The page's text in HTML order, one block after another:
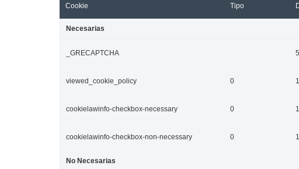
Cookie Tipo
Necesarias
_GRECAPTCHA
viewed_cookie_policy 0
cookielawinfo-checkbox-necessary 0
cookielawinfo-checkbox-non-necessary 0
No Necesarias